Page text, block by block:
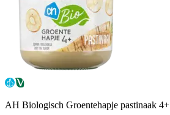
AH Biologisch Groentehapje pastinaak 4+